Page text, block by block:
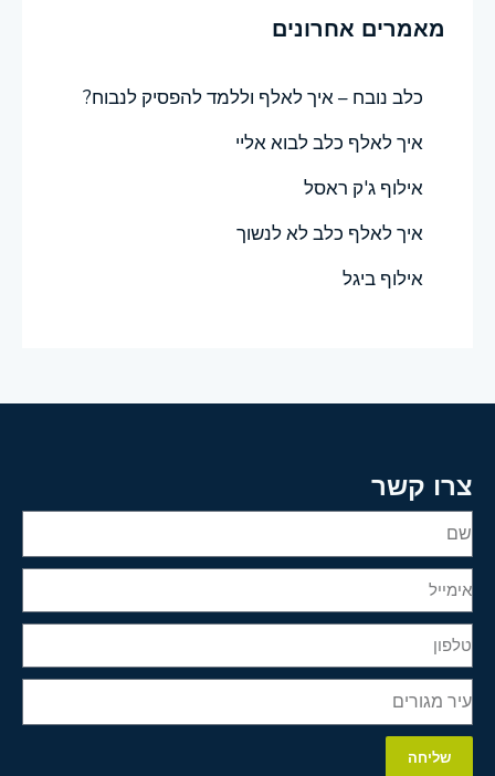
מאמרים אחרונים
כלב נובח – איך לאלף וללמד להפסיק לנבוח?
איך לאלף כלב לבוא אליי
אילוף ג'ק ראסל
איך לאלף כלב לא לנשוך
אילוף ביגל
צרו קשר
שליחה